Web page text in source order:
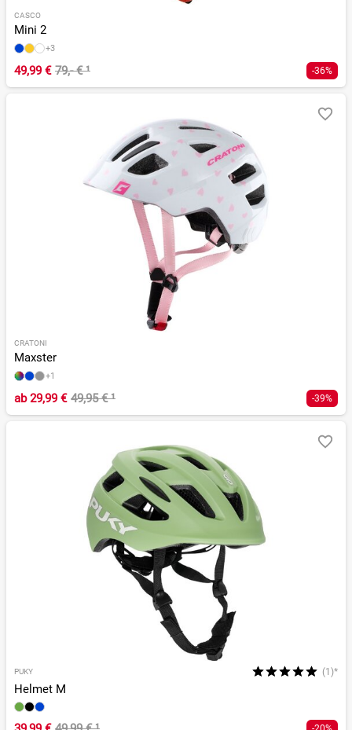
CASCO
Mini 2
+3
49,99 € 79,- €¹ -36%
CRATONI
Maxster
+1
ab29,99 € 49,95 €¹ -39%
PUKY (1)*
Helmet M